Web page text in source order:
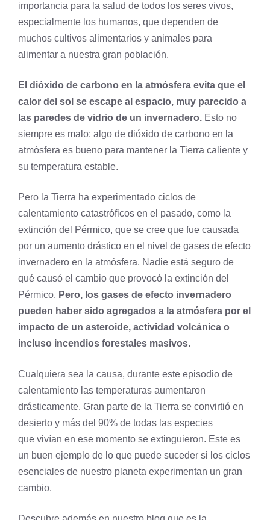
importancia para la salud de todos los seres vivos,
especialmente los humanos, que dependen de
muchos cultivos alimentarios y animales para
alimentar a nuestra gran población.
El dióxido de carbono en la atmósfera evita que el
calor del sol se escape al espacio, muy parecido a
las paredes de vidrio de un invernadero. Esto no
siempre es malo: algo de dióxido de carbono en la
atmósfera es bueno para mantener la Tierra caliente y
su temperatura estable.
Pero la Tierra ha experimentado ciclos de
calentamiento catastróficos en el pasado, como la
extinción del Pérmico, que se cree que fue causada
por un aumento drástico en el nivel de gases de efecto
invernadero en la atmósfera. Nadie está seguro de
qué causó el cambio que provocó la extinción del
Pérmico. Pero, los gases de efecto invernadero
pueden haber sido agregados a la atmósfera por el
impacto de un asteroide, actividad volcánica o
incluso incendios forestales masivos.
Cualquiera sea la causa, durante este episodio de
calentamiento las temperaturas aumentaron
drásticamente. Gran parte de la Tierra se convirtió en
desierto y más del 90% de todas las especies
que vivían en ese momento se extinguieron. Este es
un buen ejemplo de lo que puede suceder si los ciclos
esenciales de nuestro planeta experimentan un gran
cambio.